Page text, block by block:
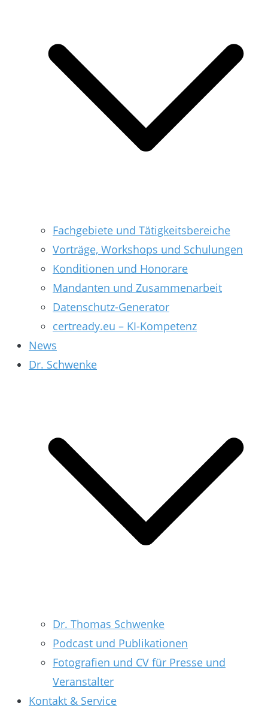
Fachgebiete und Tätigkeitsbereiche
Vorträge, Workshops und Schulungen
Konditionen und Honorare
Mandanten und Zusammenarbeit
Datenschutz-Generator
certready.eu – KI-Kompetenz
News
Dr. Schwenke
Dr. Thomas Schwenke
Podcast und Publikationen
Fotografien und CV für Presse und
Veranstalter
Kontakt & Service